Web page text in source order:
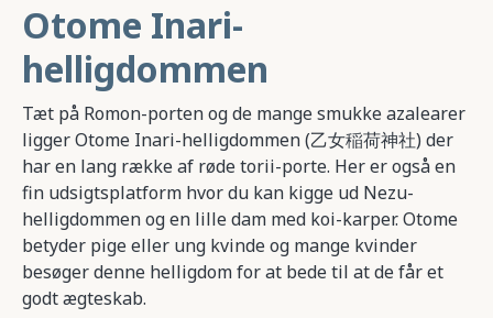
Otome Inari-
helligdommen
Tæt på Romon-porten og de mange smukke azalearer
ligger Otome Inari-helligdommen (乙女稲荷神社) der
har en lang række af røde torii-porte. Her er også en
fin udsigtsplatform hvor du kan kigge ud Nezu-
helligdommen og en lille dam med koi-karper. Otome
betyder pige eller ung kvinde og mange kvinder
besøger denne helligdom for at bede til at de får et
godt ægteskab.